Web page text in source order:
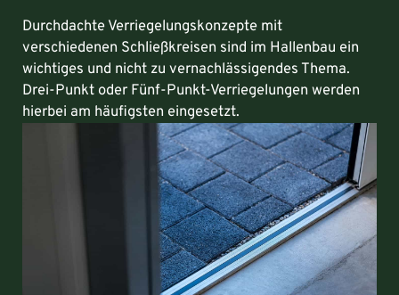
Durchdachte Verriegelungskonzepte mit
verschiedenen Schließkreisen sind im Hallenbau ein
wichtiges und nicht zu vernachlässigendes Thema.
Drei-Punkt oder Fünf-Punkt-Verriegelungen werden
hierbei am häufigsten eingesetzt.